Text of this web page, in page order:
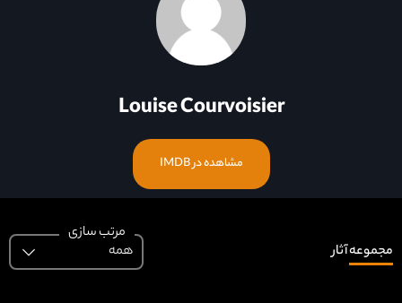
Louise Courvoisier
مشاهده در IMDB
مجموعهآثار
مرتب سازی
همه